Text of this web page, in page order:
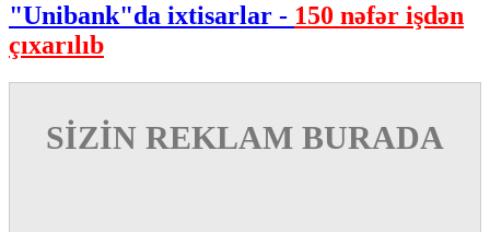
"Unibank"da ixtisarlar - 150 nəfər işdən
çıxarılıb
SİZİN REKLAM BURADA